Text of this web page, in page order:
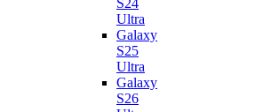
S24
Ultra
Galaxy
S25
Ultra
Galaxy
S26